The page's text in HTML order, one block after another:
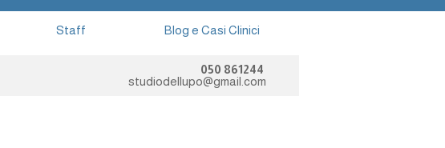
Staff Blog e Casi Clinici
050 861244
studiodellupo@gmail.com